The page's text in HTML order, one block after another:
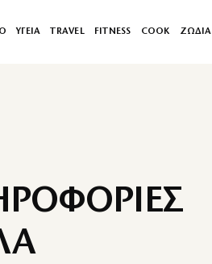
ΥΓΕΙΑ TRAVEL FITNESS COOK ΖΩΔΙΑ